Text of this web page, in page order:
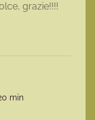
grazie!!!!
min